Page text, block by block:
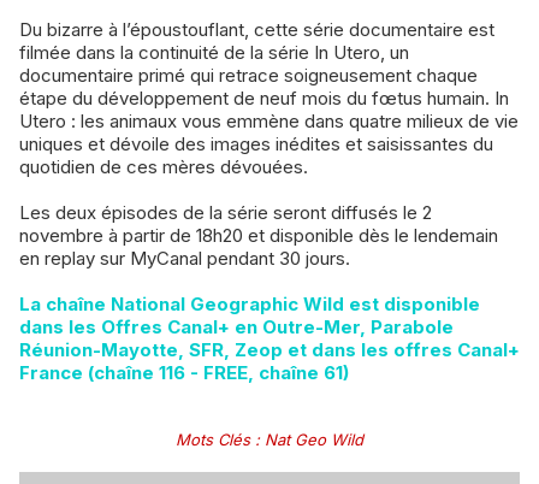
Du bizarre à l’époustouflant, cette série documentaire est
filmée dans la continuité de la série In Utero, un
documentaire primé qui retrace soigneusement chaque
étape du développement de neuf mois du fœtus humain. In
Utero : les animaux vous emmène dans quatre milieux de vie
uniques et dévoile des images inédites et saisissantes du
quotidien de ces mères dévouées.
Les deux épisodes de la série seront diffusés le 2
novembre à partir de 18h20 et disponible dès le lendemain
en replay sur MyCanal pendant 30 jours.
La chaîne National Geographic Wild est disponible
dans les Offres Canal+ en Outre-Mer, Parabole
Réunion-Mayotte, SFR, Zeop et dans les offres Canal+
France (chaîne 116 - FREE, chaîne 61)
Mots Clés: Nat Geo Wild